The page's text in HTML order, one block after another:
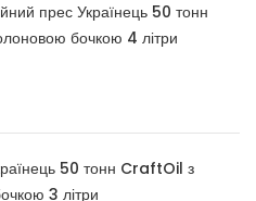
прес Українець 50 тонн
бочкою 4 літри
50 тонн CraftOil з
3 літри